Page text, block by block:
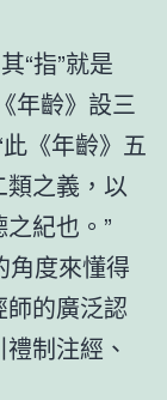
“指”就是
年齡》設三
《年齡》五
之義，以
紀也。”
角度來懂得
師的廣泛認
制注經、